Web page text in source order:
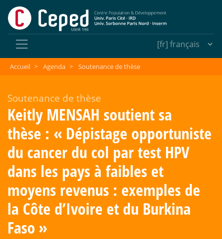
Accueil > Agenda > Soutenance de thèse
Soutenance de thèse
Keitly MENSAH soutient sa
thèse : « Dépistage opportuniste
du cancer du col par test HPV
dans les pays à faibles et
moyens revenus : exemples de
la Côte d’Ivoire et du Burkina
Faso »